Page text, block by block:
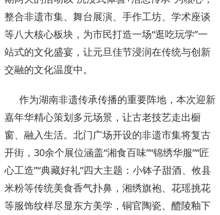
整合非遗市集、舞台展演、手作工坊、学术座谈
等八大核心板块，为市民打造一场“逛吃玩学”一
站式的文化盛宴，让元旦佳节浸润在传统与创新
交融的文化温度中。
作为湖南非遗传承传播的重要阵地，本次迎新
嘉年华精心策划多元场景，让古老技艺走出橱
窗、融入生活。北门广场开设的非遗市集将复古
开街，30余个展位涵盖“湘食百味”“锦绣华服”“匠
心工造”“典藏好礼”四大主题：小钵子甜酒、攸县
米粉等传统美食香气扑鼻，湘绣旗袍、花瑶挑花
等服饰纹样尽显东方美学，铜官陶瓷、醴陵釉下